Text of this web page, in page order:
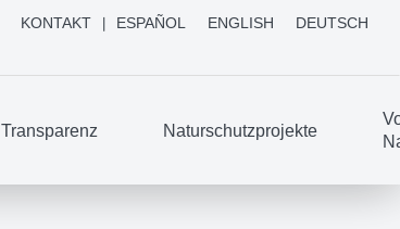
KONTAKT ESPAÑOL ENGLISH DEUTSCH
Transparenz Naturschutzprojekte